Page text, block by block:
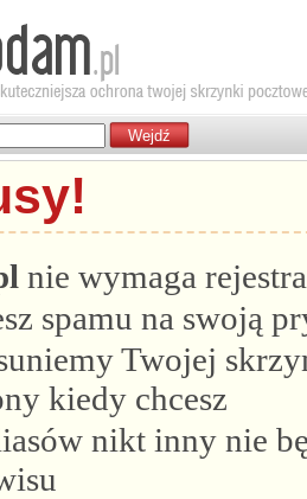
nie wymaga
spamu na swoją
Twojej
kiedy chcesz
nikt inny nie